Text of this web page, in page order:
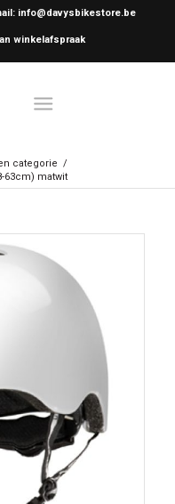
info@davysbikestore.be
winkelafspraak
categorie /
63cm) matwit